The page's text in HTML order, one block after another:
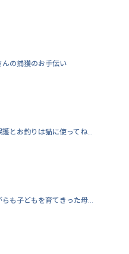
の捕獲のお手伝い
とお釣りは猫に使ってね...
も子どもを育てきった母...